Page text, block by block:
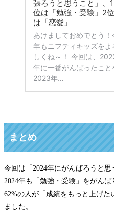
まとめ
今回は「2024年にがんばろうと思
2024年も「勉強・受験」をがん
62%の人が「成績をもっと上げ
ました。